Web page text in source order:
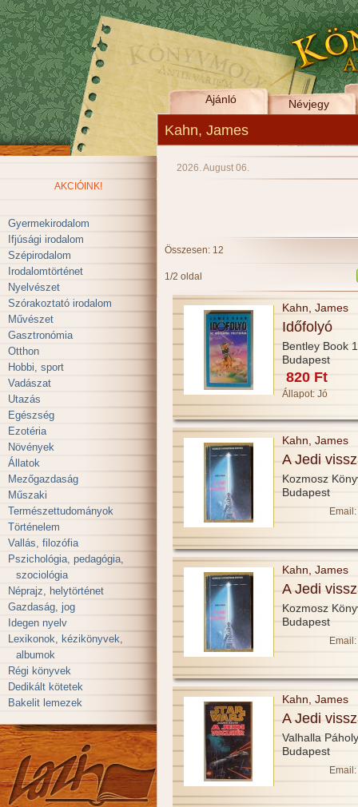
Ajánló Névjegy
Kahn, James
AKCIÓINK!
Gyermekirodalom
Ifjúsági irodalom
Szépirodalom
Irodalomtörténet
Nyelvészet
Szórakoztató irodalom
Művészet
Gasztronómia
Otthon
Hobbi, sport
Vadászat
Utazás
Egészség
Ezotéria
Növények
Állatok
Mezőgazdaság
Műszaki
Természettudományok
Történelem
Vallás, filozófia
Pszichológia, pedagógia,
szociológia
Néprajz, helytörténet
Gazdaság, jog
Idegen nyelv
Lexikonok, kézikönyvek,
albumok
Régi könyvek
Dedikált kötetek
Bakelit lemezek
2026. August 06.
Összesen: 12
1/2 oldal
Kahn, James
Időfolyó
Bentley Book
Budapest
820 Ft
Állapot: Jó
Kahn, James
A Jedi
Kozmosz
Budapest
Email:
Kahn, James
A Jedi
Kozmosz
Budapest
Email:
Kahn, James
A Jedi
Valhalla
Budapest
Email: